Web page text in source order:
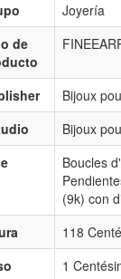
Joyería
de
Bijoux
Bijoux
Boucles
(9k) con
118
1